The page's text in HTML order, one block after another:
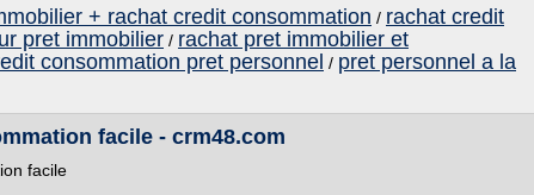
+ rachat credit consommation / rachat credit
pret immobilier / rachat pret immobilier et
consommation pret personnel / pret personnel a la
facile - crm48.com
facile